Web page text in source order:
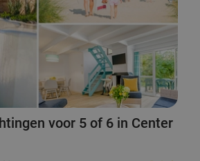
voor 5 of 6 in Center